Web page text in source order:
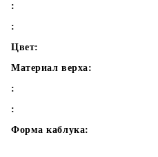
:
:
Цвет:
Материал верха:
:
:
Форма каблука: